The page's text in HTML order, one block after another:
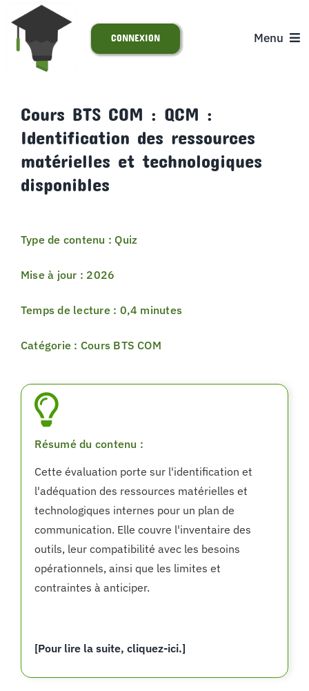
Passer
contenu
Menu
S’INSCRIRE
ACTUALITÉS
CONNEXION
Cours BTS COM : QCM :
Identification des ressources
matérielles et technologiques
disponibles
Type de contenu : Quiz
Mise à jour : 2026
Temps de lecture : 0,4 minutes
Catégorie : Cours BTS COM
Résumé du contenu :
Cette évaluation porte sur l'identification et
l'adéquation des ressources matérielles et
technologiques internes pour un plan de
communication. Elle couvre l'inventaire des
outils, leur compatibilité avec les besoins
opérationnels, ainsi que les limites et
contraintes à anticiper.
[Pour lire la suite, cliquez-ici.]